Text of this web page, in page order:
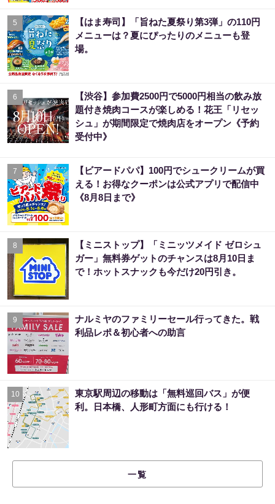
5
【はま寿司】「旨ねた夏祭り第3弾」の110円
メニューは？夏にぴったりのメニューも登
場。
6
【渋谷】参加費2500円で5000円相当の飲み放
題付き焼肉コースが楽しめる！花王「リセッ
シュ」が期間限定で焼肉店をオープン《予約
受付中》
7
【ビアードパパ】100円でシュークリームが買
える！お得なクーポンは公式アプリで配信中
《8月8日まで》
8
【ミニストップ】「ミニッツメイド ゼロシュ
ガー」無料券ゲットのチャンスは8月10日ま
で！ホットスナックも今だけ20円引き。
9
ナルミヤのファミリーセール行ってきた。戦
利品レポ＆初心者への助言
10
東京駅周辺の移動は「無料巡回バス」が便
利。日本橋、人形町方面にも行ける！
一覧